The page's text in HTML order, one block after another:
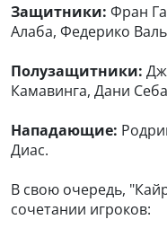
Защитники: Фран
Алаба, Федерико
Полузащитники:
Камавинга, Дани
Нападающие:
Диас.
В свою очередь,
сочетании игроков: